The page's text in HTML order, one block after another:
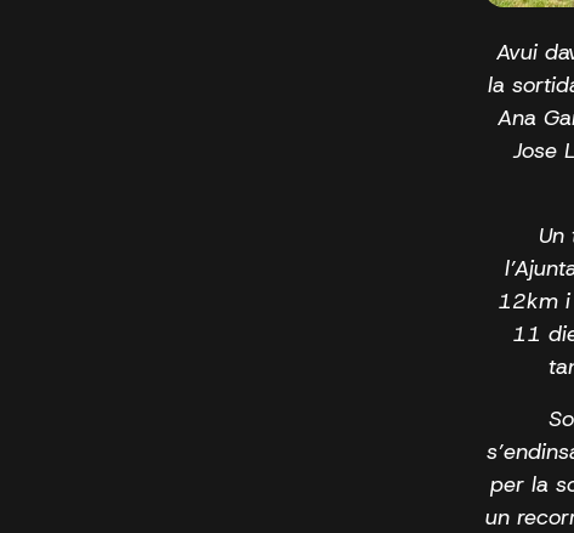
Avui
la
Ana
Jose
Un
12km
11
per la
un